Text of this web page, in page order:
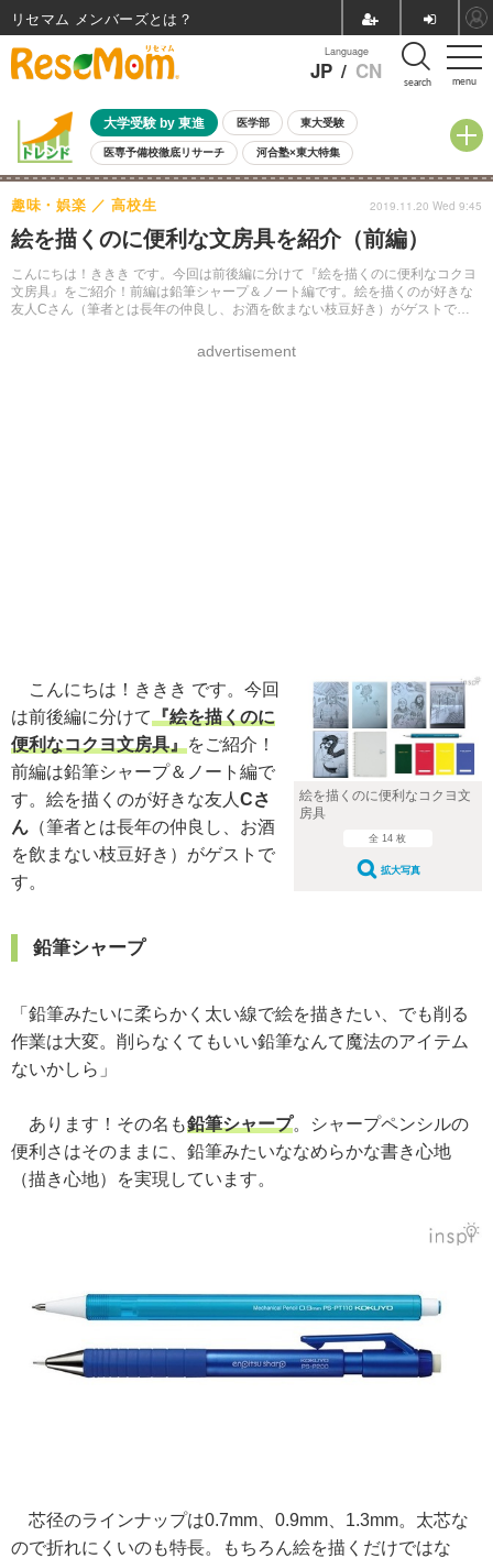
menu
Language
JP / CN search
大学受験 by 東進 医学部 東大受験
医専予備校徹底リサーチ 河合塾×東大特集
親子で考える大学選び 高校受験 中学受験 小学校受験
共通テスト 夏休み
8月開催イベント・WS 全国公立高校 過去問 人気記事
自由研究教材（小学生向け） 自由研究教材（中学生向け） ランキング
絵を描くのに便利な文房具を紹介（前編）
こんにちは！ききき です。今回は前後編に分けて『絵を描くのに便利なコクヨ
文房具』をご紹介！前編は鉛筆シャープ＆ノート編です。絵を描くのが好きな
友人Cさん（筆者とは長年の仲良し、お酒を飲まない枝豆好き）がゲストで
趣味・娯楽 高校生
advertisement
2019.11.20 Wed 9:45
絵を描くのに便利なコクヨ文
房具
全 14 枚
拡大写真
こんにちは！ききき です。今回
は前後編に分けて『絵を描くのに
便利なコクヨ文房具』をご紹介！
前編は鉛筆シャープ＆ノート編で
す。絵を描くのが好きな友人 Cさ
ん （筆者とは長年の仲良し、お酒
を飲まない枝豆好き）がゲストで
す。
鉛筆シャープ
「鉛筆みたいに柔らかく太い線で絵を描きたい、でも削る
作業は大変。削らなくてもいい鉛筆なんて魔法のアイテム
ないかしら」
あります！その名も鉛筆シャープ。シャープペンシルの
便利さはそのままに、鉛筆みたいななめらかな書き心地
（描き心地）を実現しています。
芯径のラインナップは0.7mm、0.9mm、1.3mm。太芯な
ので折れにくいのも特長。もちろん絵を描くだけではな
リセマム メンバーズ